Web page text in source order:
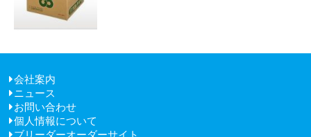
会社案内
ごあいさつ
経営理念
健康経営
会社概要
ニュース
お問い合わせ
個人情報について
ブリーダーオーダーサイト